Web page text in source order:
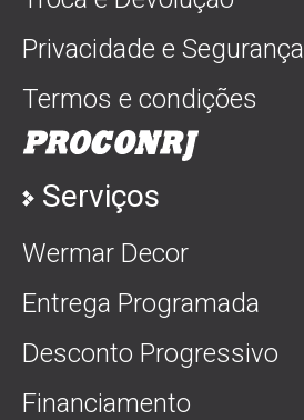
Privacidade e Segurança
Termos e condições
Serviços
Wermar Decor
Entrega Programada
Desconto Progressivo
Financiamento